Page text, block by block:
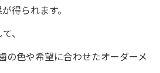
得られます。
、
の色や希望に合わせたオーダーメ